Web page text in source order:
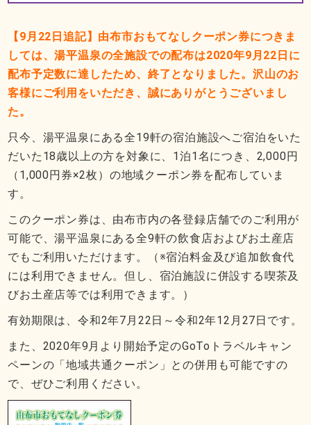
【9月22日追記】由布市おもてなしクーポン券につきま
しては、湯平温泉の全施設での配布は2020年9月22日に
配布予定数に達したため、終了となりました。沢山のお
客様にご利用をいただき、誠にありがとうございまし
た。
只今、湯平温泉にある全19軒の宿泊施設へご宿泊をいた
だいた18歳以上の方を対象に、1泊1名につき、2,000円
（1,000円券×2枚）の地域クーポン券を配布していま
す。
このクーポン券は、由布市内の各登録店舗でのご利用が
可能で、湯平温泉にある全9軒の飲食店およびお土産店
でもご利用いただけます。（※宿泊料金及び追加飲食代
には利用できません。但し、宿泊施設に併設する喫茶及
びお土産店等では利用できます。）
有効期限は、令和2年7月22日～令和2年12月27日です。
また、2020年9月より開始予定のGoToトラベルキャン
ペーンの「地域共通クーポン」との併用も可能ですの
で、ぜひご利用ください。